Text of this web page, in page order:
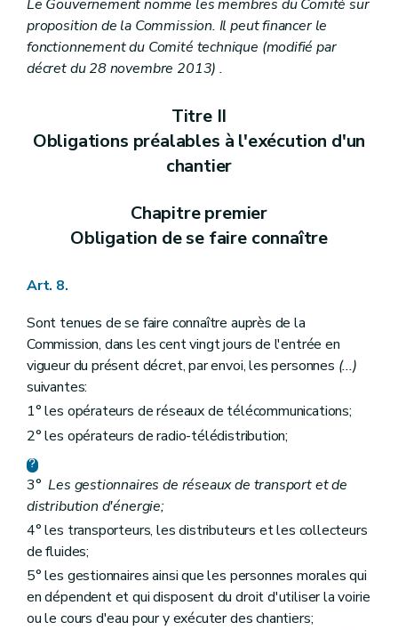
Le Gouvernement nomme les membres du Comité sur
proposition de la Commission. Il peut financer le
fonctionnement du Comité technique (modifié par
décret du 28 novembre 2013) .
Titre II
Obligations préalables à l'exécution d'un
chantier
Chapitre premier
Obligation de se faire connaître
Art. 8.
Sont tenues de se faire connaître auprès de la
Commission, dans les cent vingt jours de l'entrée en
vigueur du présent décret, par envoi, les personnes (...)
suivantes:
1° les opérateurs de réseaux de télécommunications;
2° les opérateurs de radio-télédistribution;
3°Les gestionnaires de réseaux de transport et de
distribution d'énergie;
4° les transporteurs, les distributeurs et les collecteurs
de fluides;
5° les gestionnaires ainsi que les personnes morales qui
en dépendent et qui disposent du droit d'utiliser la voirie
ou le cours d'eau pour y exécuter des chantiers;